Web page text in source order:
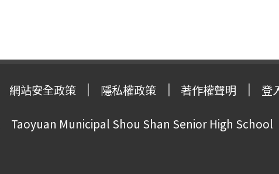
網站安全政策 隱私權政策 著作權聲明 登
Taoyuan Municipal Shou Shan Senior High School